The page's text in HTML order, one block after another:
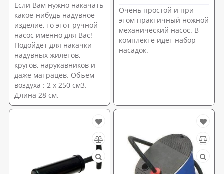
Если Вам нужно накачать
какое-нибудь надувное
изделие, то этот ручной
насос именно для Вас!
Подойдет для накачки
надувных жилетов,
кругов, нарукавников и
даже матрацев. Объём
воздуха : 2 х 250 см3.
Длина 28 см.
Очень простой и при
этом практичный ножной
механический насос. В
комплекте идет набор
насадок.